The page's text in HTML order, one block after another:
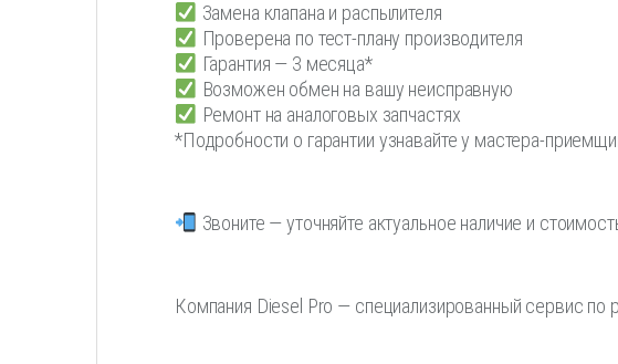
Замена клапана и распылителя
Проверена по тест-плану производителя
Гарантия — 3 месяца*
Возможен обмен на вашу неисправную
Ремонт на аналоговых запчастях
*Подробности о гарантии узнавайте у мастера-
Звоните — уточняйте актуальное наличие и
Компания Diesel Pro — специализированный сервис по